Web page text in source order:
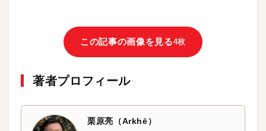
この記事の画像を見る4枚
著者プロフィール
栗原亮（Arkhē）